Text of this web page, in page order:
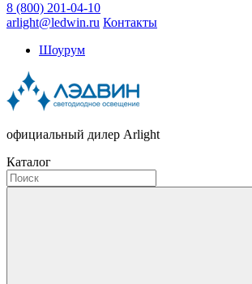
8 (800) 201-04-10
arlight@ledwin.ru Контакты
Шоурум
официальный дилер Arlight
Каталог